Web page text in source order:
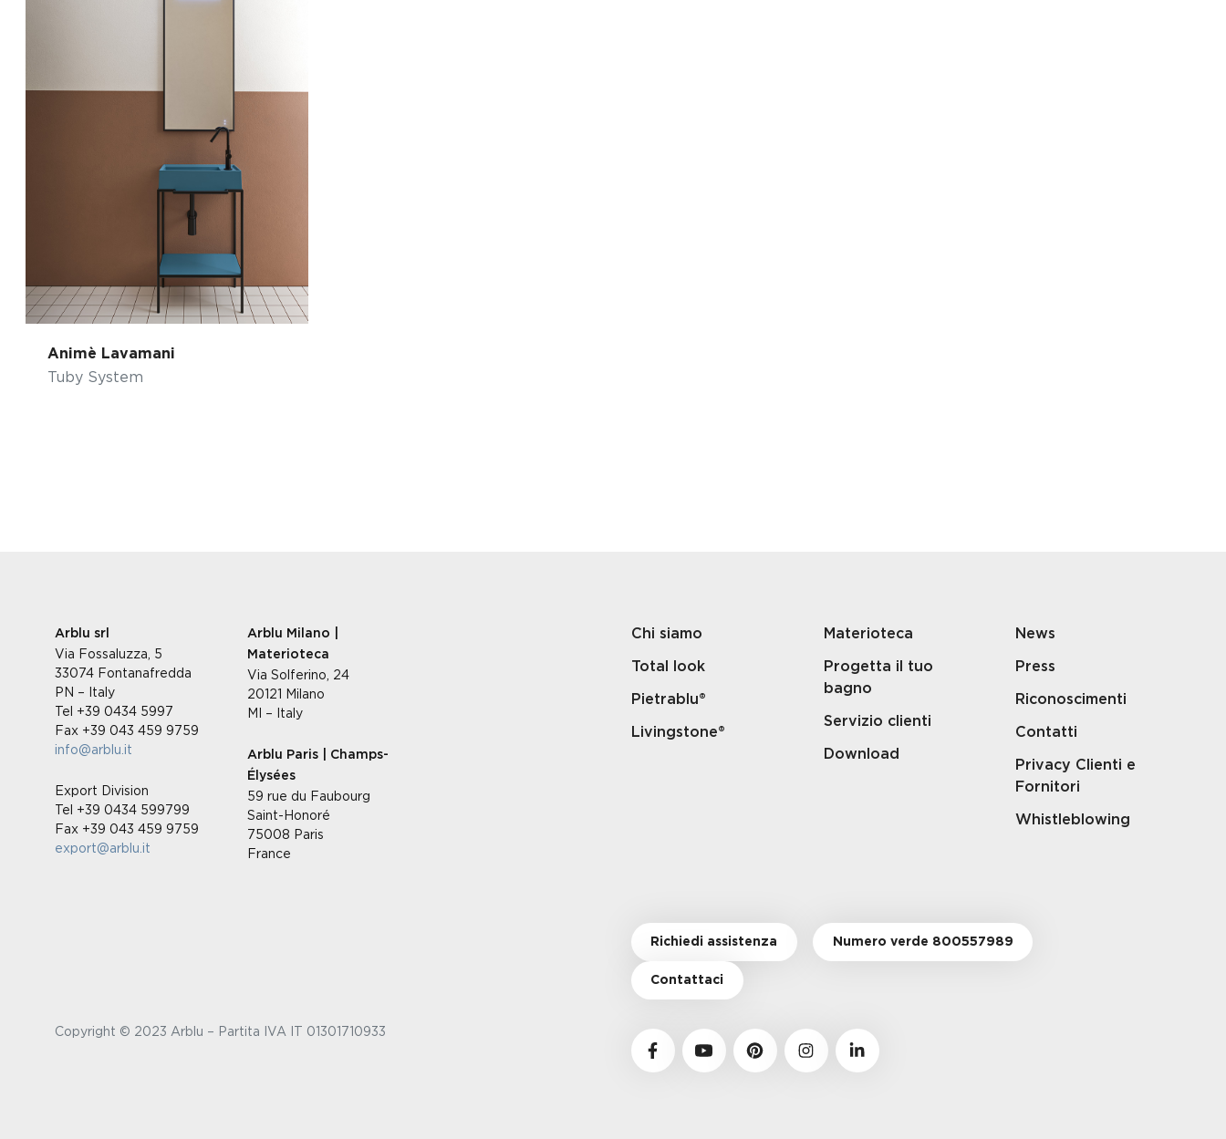
Animè Lavamani
Tuby System
Arblu srl
Via Fossaluzza, 5
33074 Fontanafredda
PN – Italy
Tel +39 0434 5997
Fax +39 043 459 9759
info@arblu.it
Export Division
Tel +39 0434 599799
Fax +39 043 459 9759
export@arblu.it
Arblu Milano |
Materioteca
Via Solferino, 24
20121 Milano
MI – Italy
Arblu Paris | Champs-
Élysées
59 rue du Faubourg
Saint-Honoré
75008 Paris
France
Chi siamo
Total look
Pietrablu®
Livingstone®
Materioteca
Progetta il tuo
bagno
Servizio clienti
Download
News
Press
Riconoscimenti
Contatti
Privacy Clienti e
Fornitori
Whistleblowing
Richiedi assistenza Numero verde 800557989
Contattaci
Copyright © 2023 Arblu – Partita IVA IT 01301710933